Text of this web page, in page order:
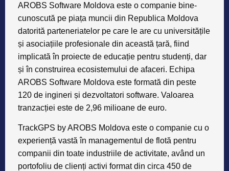
AROBS Software Moldova este o companie bine-
cunoscută pe piața muncii din Republica Moldova
datorită parteneriatelor pe care le are cu universitățile
și asociațiile profesionale din această țară, fiind
implicată în proiecte de educație pentru studenți, dar
și în construirea ecosistemului de afaceri. Echipa
AROBS Software Moldova este formată din peste
120 de ingineri și dezvoltatori software. Valoarea
tranzacției este de 2,96 milioane de euro.
TrackGPS by AROBS Moldova este o companie cu o
experiență vastă în managementul de flotă pentru
companii din toate industriile de activitate, având un
portofoliu de clienți activi format din circa 450 de